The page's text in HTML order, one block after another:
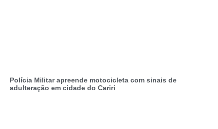
Polícia Militar apreende motocicleta com sinais de
adulteração em cidade do Cariri